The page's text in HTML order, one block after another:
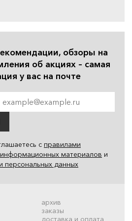
обзоры на
об акциях – самая
у вас на почте
с правилами
материалов и
персональных данных
архив
заказы
доставка и оплата